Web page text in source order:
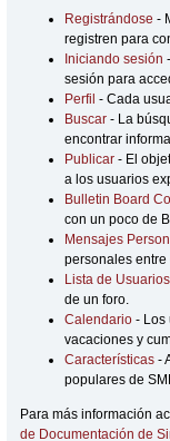
Registrándose -
registren para
Iniciando sesión
sesión para
Perfil - Cada
Buscar - La
encontrar
Publicar - El
a los usuarios
Bulletin Board
con un poco de
Mensajes
personales entre
Lista de Usuarios
de un foro.
Calendario - Los
vacaciones y
Características -
populares de
Para más información
de Documentación de